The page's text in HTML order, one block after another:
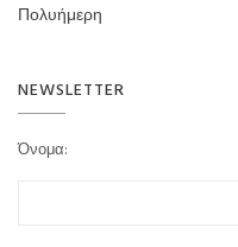
Πολυήμερη
NEWSLETTER
Όνομα: